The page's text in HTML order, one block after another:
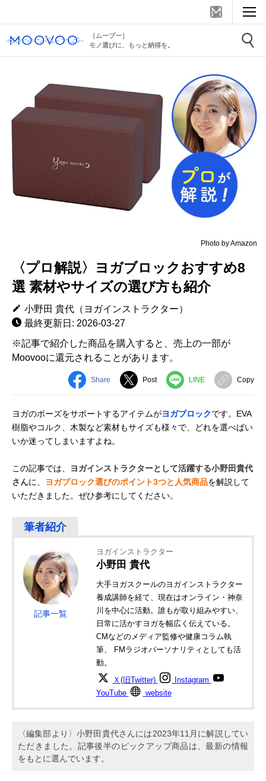
［ムーブー］
モノ選びに、もっと納得を。
Photo by Amazon
〈プロ解説〉ヨガブロックおすすめ8
選 素材やサイズの選び方も紹介
小野田 貴代（ヨガインストラクター）
最終更新日: 2026-03-27
※記事で紹介した商品を購入すると、売上の一部が
Moovooに還元されることがあります。
Share Post LINE Copy
ヨガのポーズをサポートするアイテムがヨガブロックです。EVA
樹脂やコルク、木製など素材もサイズも様々で、どれを選べばい
いか迷ってしまいますよね。
この記事では、
ヨガインストラクターとして活躍する小野田貴代
さんに、 ヨガブロック選びのポイント3つと人気商品を解説して
いただきました。ぜひ参考にしてください。
記事一覧
ヨガインストラクター
小野田 貴代
大手ヨガスクールのヨガインストラクター
養成講師を経て、現在はオンライン・神奈
川を中心に活動。誰もが取り組みやすい、
日常に活かすヨガを幅広く伝えている。
CMなどのメディア監修や健康コラム執
筆、 FMラジオパーソナリティとしても活
動。
Ｘ(旧Twitter)
Instagram
YouTube
website
〈編集部より〉小野田貴代さんには2023年11月に解説してい
ただきました。記事後半のピックアップ商品は、最新の情報
をもとに選んでいます。